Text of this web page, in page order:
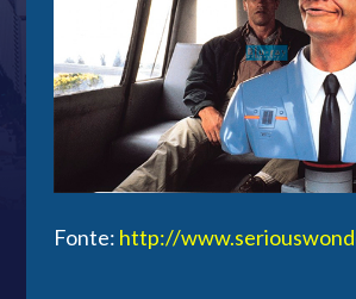
Fonte: http://